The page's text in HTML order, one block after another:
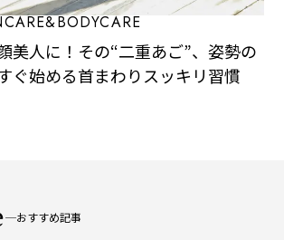
美人に！その“二重あご”、姿勢の
ぐ始める首まわりスッキリ習慣
おすすめ記事